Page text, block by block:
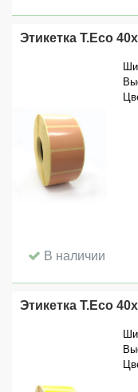
Этикетка T.Eco
В наличии
Этикетка T.Eco